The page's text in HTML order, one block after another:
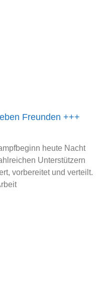
Freunden +++
heute Nacht
Unterstützern
vorbereitet und verteilt.